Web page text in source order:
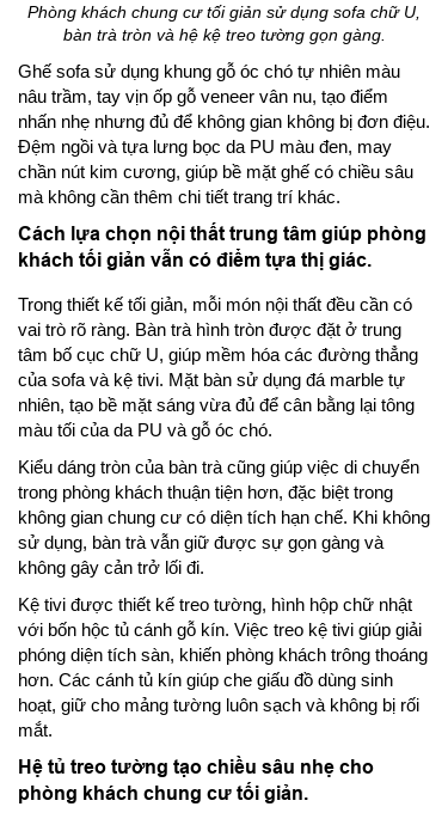
Phòng khách chung cư tối giản sử dụng sofa chữ U,
bàn trà tròn và hệ kệ treo tường gọn gàng.
Ghế sofa sử dụng khung gỗ óc chó tự nhiên màu
nâu trầm, tay vịn ốp gỗ veneer vân nu, tạo điểm
nhấn nhẹ nhưng đủ để không gian không bị đơn điệu.
Đệm ngồi và tựa lưng bọc da PU màu đen, may
chần nút kim cương, giúp bề mặt ghế có chiều sâu
mà không cần thêm chi tiết trang trí khác.
Cách lựa chọn nội thất trung tâm giúp phòng
khách tối giản vẫn có điểm tựa thị giác.
Trong thiết kế tối giản, mỗi món nội thất đều cần có
vai trò rõ ràng. Bàn trà hình tròn được đặt ở trung
tâm bố cục chữ U, giúp mềm hóa các đường thẳng
của sofa và kệ tivi. Mặt bàn sử dụng đá marble tự
nhiên, tạo bề mặt sáng vừa đủ để cân bằng lại tông
màu tối của da PU và gỗ óc chó.
Kiểu dáng tròn của bàn trà cũng giúp việc di chuyển
trong phòng khách thuận tiện hơn, đặc biệt trong
không gian chung cư có diện tích hạn chế. Khi không
sử dụng, bàn trà vẫn giữ được sự gọn gàng và
không gây cản trở lối đi.
Kệ tivi được thiết kế treo tường, hình hộp chữ nhật
với bốn hộc tủ cánh gỗ kín. Việc treo kệ tivi giúp giải
phóng diện tích sàn, khiến phòng khách trông thoáng
hơn. Các cánh tủ kín giúp che giấu đồ dùng sinh
hoạt, giữ cho mảng tường luôn sạch và không bị rối
mắt.
Hệ tủ treo tường tạo chiều sâu nhẹ cho
phòng khách chung cư tối giản.